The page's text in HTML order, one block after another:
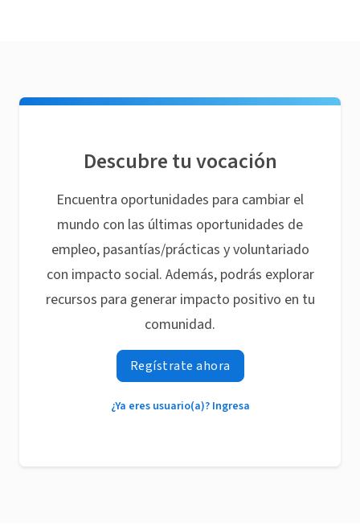
Descubre tu vocación
Encuentra oportunidades para cambiar el
mundo con las últimas oportunidades de
empleo, pasantías/prácticas y voluntariado
con impacto social. Además, podrás explorar
recursos para generar impacto positivo en tu
comunidad.
Regístrate ahora
¿Ya eres usuario(a)? Ingresa